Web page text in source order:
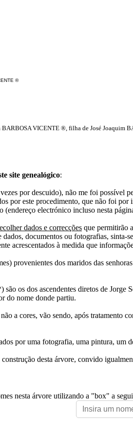
®
BARBOSA VICENTE ®, filha de José
site genealógico:
por descuido), não me foi possível
por este procedimento, que não foi
(endereço electrónico incluso nesta
dados e correcções que permitirão
documentos ou fotografias, sinta-
acrescentados à medida que
provenientes dos maridos das
são os dos ascendentes diretos de
do nome donde partiu.
a cores, vão sendo, após tratamento
por uma fotografia, uma pintura, um
desta árvore, convido
nesta árvore utilizando a "box" a